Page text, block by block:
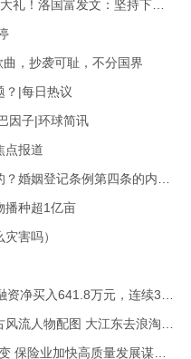
，抄袭可耻，不分国界
？|每日热议
因子|环球简讯
点报道
播种超1亿亩
害吗）